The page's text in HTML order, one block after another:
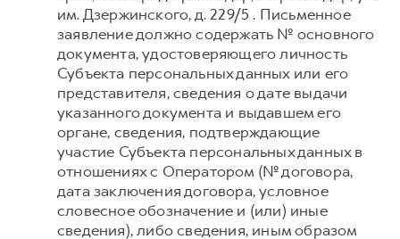
им. Дзержинского, д. 229/5 . Письменное
заявление должно содержать № основного
документа, удостоверяющего личность
Субъекта персональных данных или его
представителя, сведения о дате выдачи
указанного документа и выдавшем его
органе, сведения, подтверждающие
участие Субъекта персональных данных в
отношениях с Оператором (№ договора,
дата заключения договора, условное
словесное обозначение и (или) иные
сведения), либо сведения, иным образом